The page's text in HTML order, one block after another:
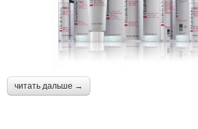
читать дальше →